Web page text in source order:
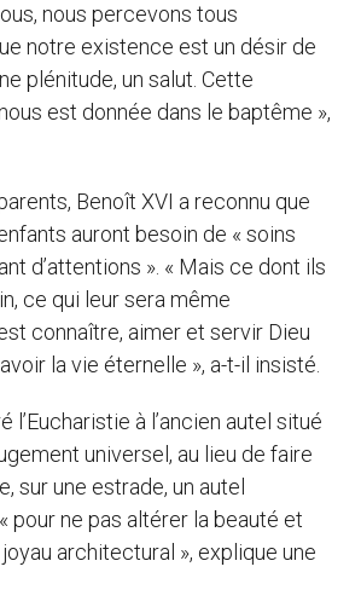
nous percevons tous
notre existence est un désir de
plénitude, un salut. Cette
est donnée dans le baptême »,
Benoît XVI a reconnu que
auront besoin de « soins
d’attentions ». « Mais ce dont ils
ce qui leur sera même
connaître, aimer et servir Dieu
la vie éternelle », a-t-il insisté.
l’Eucharistie à l’ancien autel situé
universel, au lieu de faire
sur une estrade, un autel
pour ne pas altérer la beauté et
joyau architectural », explique une